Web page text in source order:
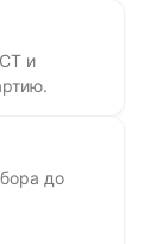
и
до